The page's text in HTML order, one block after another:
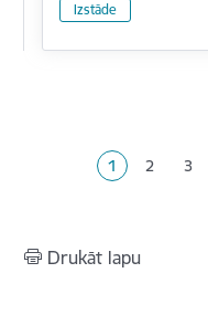
Izstāde
Pašreizējā lapa
1 Lapa
2 Lapa
3
Drukāt lapu